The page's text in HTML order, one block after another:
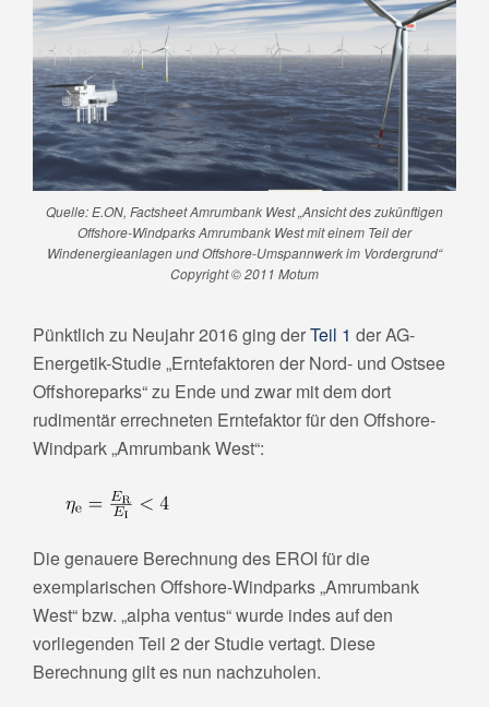
Quelle: E.ON, Factsheet Amrumbank West „Ansicht des zukünftigen
Offshore-Windparks Amrumbank West mit einem Teil der
Windenergieanlagen und Offshore-Umspannwerk im Vordergrund“
Copyright © 2011 Motum
Pünktlich zu Neujahr 2016 ging derTeil 1 der AG-
Energetik-Studie „Erntefaktoren der Nord- und Ostsee
Offshoreparks“ zu Ende und zwar mit dem dort
rudimentär errechneten Erntefaktor für den Offshore-
Windpark „Amrumbank West“:
Die genauere Berechnung des EROI für die
exemplarischen Offshore-Windparks „Amrumbank
West“ bzw. „alpha ventus“ wurde indes auf den
vorliegenden Teil 2 der Studie vertagt. Diese
Berechnung gilt es nun nachzuholen.